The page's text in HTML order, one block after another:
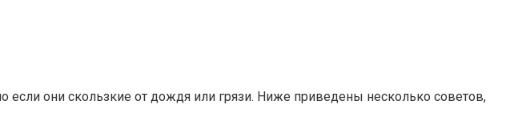
они скользкие от дождя или грязи. Ниже приведены несколько советов,